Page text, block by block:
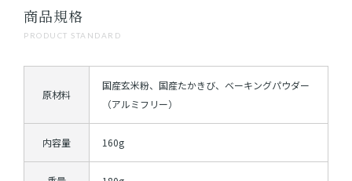
PRODUCT STANDARD
商品規格
原材料
国産玄米粉、国産たかきび、ベーキングパウダー
（アルミフリー）
内容量 160g